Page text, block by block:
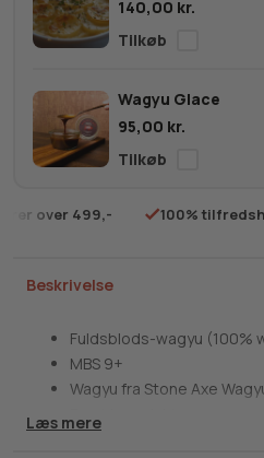
Beskrivelse
Fuldsblods-wagyu (100%
MBS 9+
Wagyu fra Stone Axe
Læs mere
140,00 kr.
Wagyu Glace
95,00 kr.
over 499,- 100%